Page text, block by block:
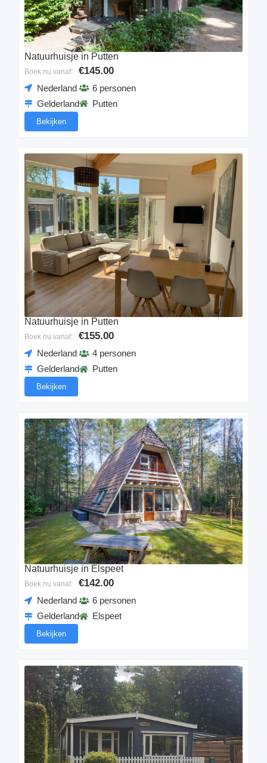
Natuurhuisje in Putten
Boek nu vanaf: €145.00
Nederland
Gelderland
6 personen
Putten
Bekijken
Natuurhuisje in Putten
Boek nu vanaf: €155.00
Nederland
Gelderland
4 personen
Putten
Bekijken
Natuurhuisje in Elspeet
Boek nu vanaf: €142.00
Nederland
Gelderland
6 personen
Elspeet
Bekijken